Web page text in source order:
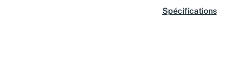
Spécifications